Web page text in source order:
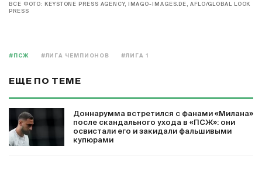
ВСЕ ФОТО: KEYSTONE PRESS AGENCY, IMAGO-IMAGES.DE, AFLO/GLOBAL LOOK
PRESS
#ПСЖ #ЛИГА ЧЕМПИОНОВ #ЛИГА 1
ЕЩЕ ПО ТЕМЕ
Доннарумма встретился с фанами «Милана»
после скандального ухода в «ПСЖ»: они
освистали его и закидали фальшивыми
купюрами